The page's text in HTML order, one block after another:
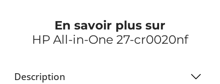
En savoir plus sur
HP All-in-One 27-cr0020nf
Description